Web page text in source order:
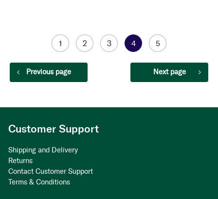
Page
Previous page
Page
1 Page
2 Page
3
You're
currently
4 Page
5
Page
Next page
Customer Support
Shipping and Delivery
Returns
Contact Customer Support
Terms & Conditions